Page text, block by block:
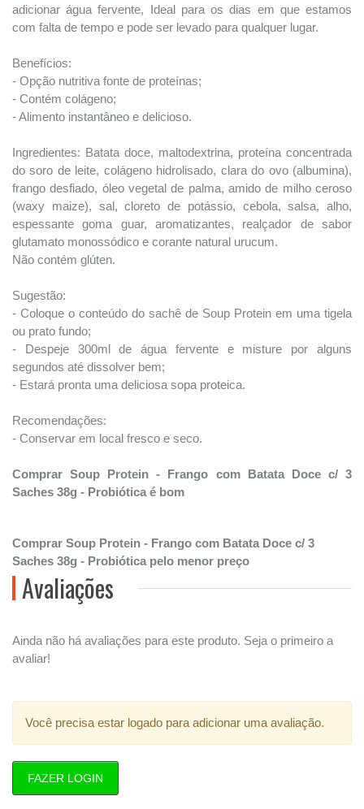
adicionar água fervente, Ideal para os dias em que estamos
com falta de tempo e pode ser levado para qualquer lugar.
Benefícios:
- Opção nutritiva fonte de proteínas;
- Contém colágeno;
- Alimento instantâneo e delicioso.
Ingredientes: Batata doce, maltodextrina, proteína concentrada
do soro de leite, colágeno hidrolisado, clara do ovo (albumina),
frango desfiado, óleo vegetal de palma, amido de milho ceroso
(waxy maize), sal, cloreto de potássio, cebola, salsa, alho,
espessante goma guar, aromatizantes, realçador de sabor
glutamato monossódico e corante natural urucum.
Não contém glúten.
Sugestão:
- Coloque o conteúdo do sachê de Soup Protein em uma tigela
ou prato fundo;
- Despeje 300ml de água fervente e misture por alguns
segundos até dissolver bem;
- Estará pronta uma deliciosa sopa proteica.
Recomendações:
- Conservar em local fresco e seco.
Comprar Soup Protein - Frango com Batata Doce c/ 3
Saches 38g - Probiótica é bom
Comprar Soup Protein - Frango com Batata Doce c/ 3
Saches 38g - Probiótica pelo menor preço
Avaliações
Ainda não há avaliações para este produto. Seja o primeiro a
avaliar!
Você precisa estar logado para adicionar uma avaliação.
FAZER LOGIN